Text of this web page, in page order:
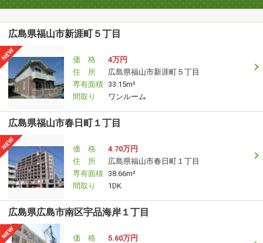
広島県福山市新涯町５丁目
価 格
4万円
住 所
広島県福山市新涯町５丁目
専有面積 33.15m²
間取り
ワンルーム
広島県福山市春日町１丁目
価 格
4.70万円
住 所
広島県福山市春日町１丁目
専有面積 38.66m²
間取り
1DK
広島県広島市南区宇品海岸１丁目
価 格
5.60万円